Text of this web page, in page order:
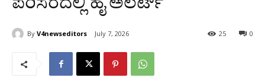
By V4newseditors July 7, 2026 0
25